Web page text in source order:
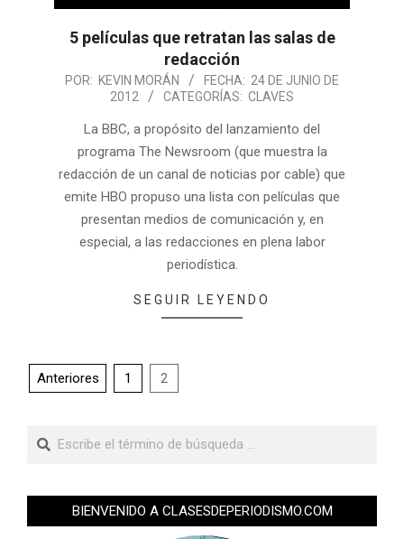
5 películas que retratan las salas de
redacción
POR: KEVIN MORÁN FECHA: 24 DE JUNIO DE
2012
CATEGORÍAS: CLAVES
La BBC, a propósito del lanzamiento del
programa The Newsroom (que muestra la
redacción de un canal de noticias por cable) que
emite HBO propuso una lista con películas que
presentan medios de comunicación y, en
especial, a las redacciones en plena labor
periodística.
SEGUIR LEYENDO
Anteriores 1 2
BIENVENIDO A CLASESDEPERIODISMO.COM